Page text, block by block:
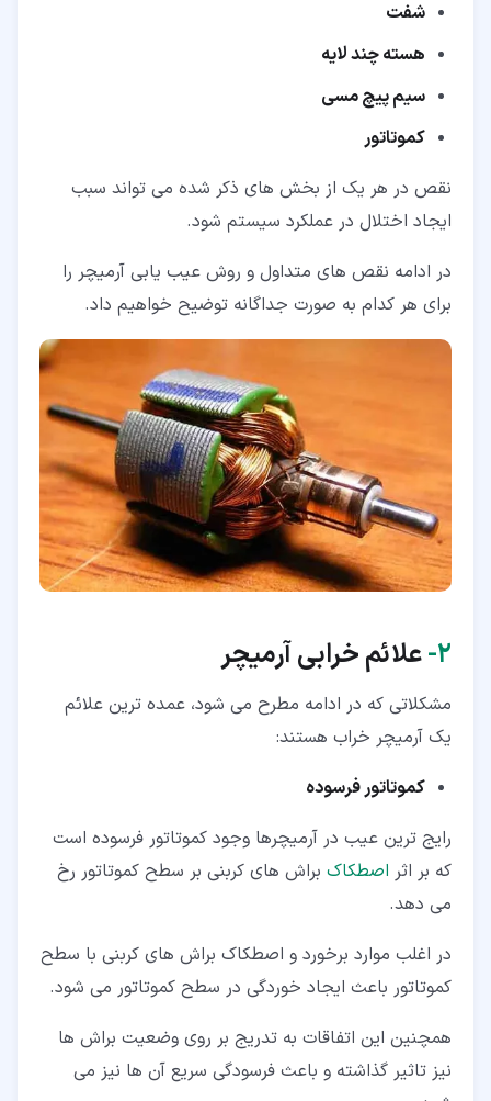
شفت
هسته چند لایه
سیم پیچ مسی
کموتاتور
نقص در هر یک از بخش های ذکر شده می تواند سبب
ایجاد اختلال در عملکرد سیستم شود.
در ادامه نقص های متداول و روش عیب یابی آرمیچر را
برای هر کدام به صورت جداگانه توضیح خواهیم داد.
۲‏- علائم خرابی آرمیچر
مشکلاتی که در ادامه مطرح می شود، عمده ترین علائم
یک آرمیچر خراب هستند:
کموتاتور فرسوده
رایج ترین عیب در آرمیچرها وجود کموتاتور فرسوده است
که بر اثر اصطکاک براش های کربنی بر سطح کموتاتور رخ
می دهد.
در اغلب موارد برخورد و اصطکاک براش های کربنی با سطح
کموتاتور باعث ایجاد خوردگی در سطح کموتاتور می شود.
همچنین این اتفاقات به تدریج بر روی وضعیت براش ها
نیز تاثیر گذاشته و باعث فرسودگی سریع آن ها نیز می